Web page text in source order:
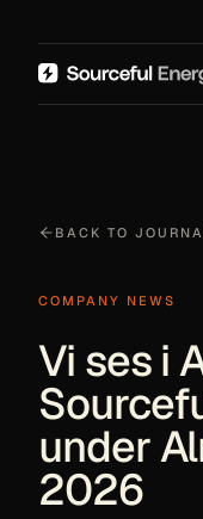
BACK TO
COMPANY NEWS
Vi ses i
under
2026